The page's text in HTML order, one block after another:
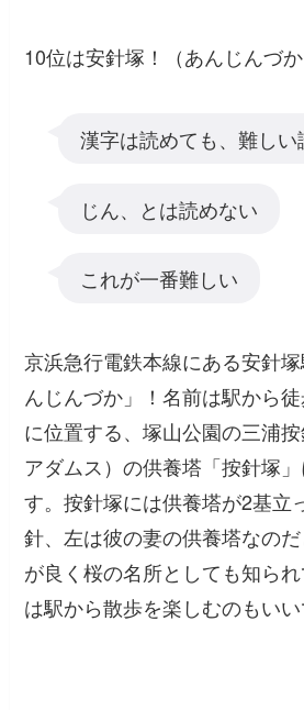
10位は安針塚！（あんじんづか
漢字は読めても、難しい
じん、とは読めない
これが一番難しい
京浜急行電鉄本線にある安針
んじんづか」！名前は駅から
に位置する、塚山公園の三浦
アダムス）の供養塔「按針塚
す。按針塚には供養塔が2基立
針、左は彼の妻の供養塔なの
が良く桜の名所としても知ら
は駅から散歩を楽しむのもいい